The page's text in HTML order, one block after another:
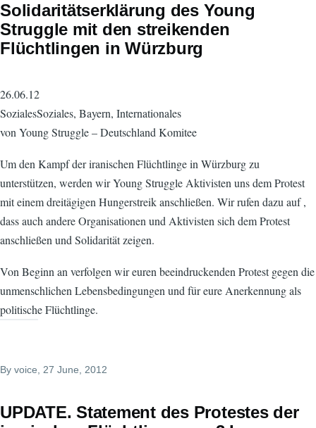
Solidaritätserklärung des Young
Struggle mit den streikenden
Flüchtlingen in Würzburg
26.06.12
SozialesSoziales, Bayern, Internationales
von Young Struggle – Deutschland Komitee
Um den Kampf der iranischen Flüchtlinge in Würzburg zu
unterstützen, werden wir Young Struggle Aktivisten uns dem Protest
mit einem dreitägigen Hungerstreik anschließen. Wir rufen dazu auf ,
dass auch andere Organisationen und Aktivisten sich dem Protest
anschließen und Solidarität zeigen.
Von Beginn an verfolgen wir euren beeindruckenden Protest gegen die
unmenschlichen Lebensbedingungen und für eure Anerkennung als
politische Flüchtlinge.
By voice, 27 June, 2012
UPDATE. Statement des Protestes der